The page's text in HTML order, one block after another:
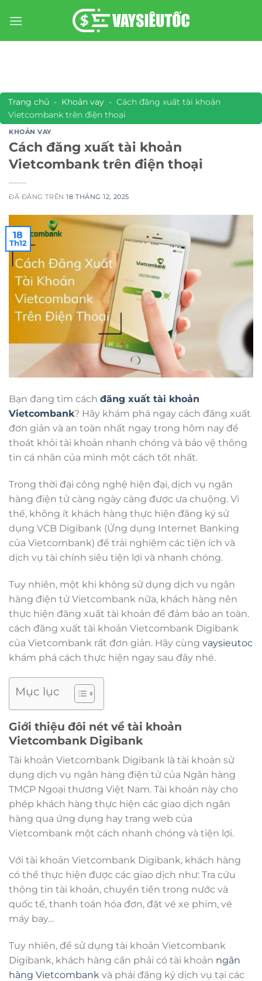
đến
Trang chủ - Khoản vay - Cách đăng xuất tài khoản
Vietcombank trên điện thoại
KHOẢN VAY
Cách đăng xuất tài khoản
Vietcombank trên điện thoại
ĐÃ ĐĂNG TRÊN18 THÁNG 12, 2025
18
Th12
Bạn đang tìm cách đăng xuất tài khoản
Vietcombank? Hãy khám phá ngay cách đăng xuất
đơn giản và an toàn nhất ngay trong hôm nay để
thoát khỏi tài khoản nhanh chóng và bảo vệ thông
tin cá nhân của mình một cách tốt nhất.
Trong thời đại công nghệ hiện đại, dịch vụ ngân
hàng điện tử càng ngày càng được ưa chuộng. Vì
thế, không ít khách hàng thực hiện đăng ký sử
dụng VCB Digibank (Ứng dụng Internet Banking
của Vietcombank) để trải nghiệm các tiện ích và
dịch vụ tài chính siêu tiện lợi và nhanh chóng.
Tuy nhiên, một khi không sử dụng dịch vụ ngân
hàng điện tử Vietcombank nữa, khách hàng nên
thực hiện đăng xuất tài khoản để đảm bảo an toàn.
cách đăng xuất tài khoản Vietcombank Digibank
của Vietcombank rất đơn giản. Hãy cùng vaysieutoc
khám phá cách thực hiện ngay sau đây nhé.
Mục lục
Giới thiệu đôi nét về tài khoản
Vietcombank Digibank
Tài khoản Vietcombank Digibank là tài khoản sử
dụng dịch vụ ngân hàng điện tử của Ngân hàng
TMCP Ngoại thương Việt Nam. Tài khoản này cho
phép khách hàng thực hiện các giao dịch ngân
hàng qua ứng dụng hay trang web của
Vietcombank một cách nhanh chóng và tiện lợi.
Với tài khoản Vietcombank Digibank, khách hàng
có thể thực hiện được các giao dịch như: Tra cứu
thông tin tài khoản, chuyển tiền trong nước và
quốc tế, thanh toán hóa đơn, đặt vé xe phim, vé
máy bay…
Tuy nhiên, để sử dụng tài khoản Vietcombank
Digibank, khách hàng cần phải có tài khoản ngân
hàng Vietcombank và phải đăng ký dịch vụ tại các